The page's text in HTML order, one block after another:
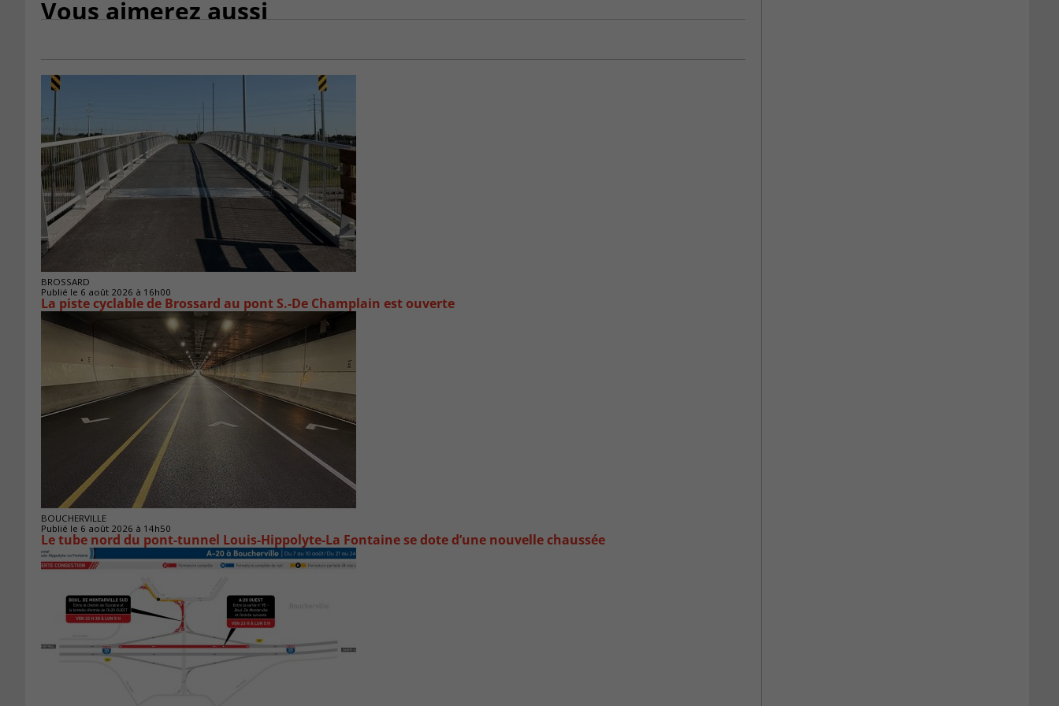
Vous aimerez aussi
BROSSARD
Publié le 6 août 2026 à 16h00
La piste cyclable de Brossard au pont S.-De Champlain est ouverte
BOUCHERVILLE
Publié le 6 août 2026 à 14h50
Le tube nord du pont-tunnel Louis-Hippolyte-La Fontaine se dote d’une nouvelle chaussée